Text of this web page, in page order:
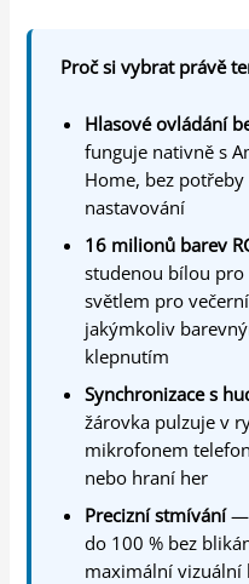
Proč si vybrat právě
Hlasové ovládání
funguje nativně s
Home, bez
nastavování
16 milionů barev
studenou bílou pro
světlem pro
jakýmkoliv
klepnutím
Synchronizace s
žárovka pulzuje v
mikrofonem
nebo hraní her
Precizní stmívání—
do 100 % bez
maximální